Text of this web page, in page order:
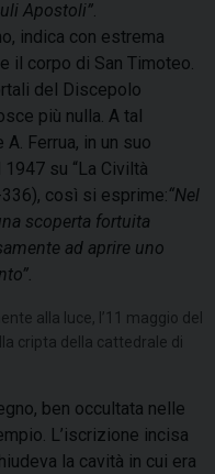
Apostoli”
indica con estrema
il corpo di San Timoteo.
del Discepolo
più nulla. A tal
Ferrua, in un suo
su “La Civiltà
così si esprime:“Nel
scoperta fortuita
ad aprire uno
alla luce, l’11 maggio del
cripta della cattedrale di
ben occultata nelle
L’iscrizione incisa
la cavità in cui era